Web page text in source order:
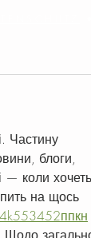
Частину
блоги,
— коли
на щось
k553452ппкн